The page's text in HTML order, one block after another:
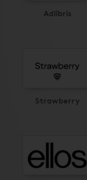
Adlibris
Strawberry